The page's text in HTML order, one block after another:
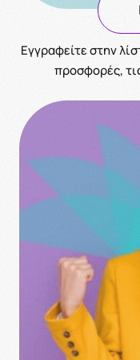
Eγγραφείτε στην
προσφορές,